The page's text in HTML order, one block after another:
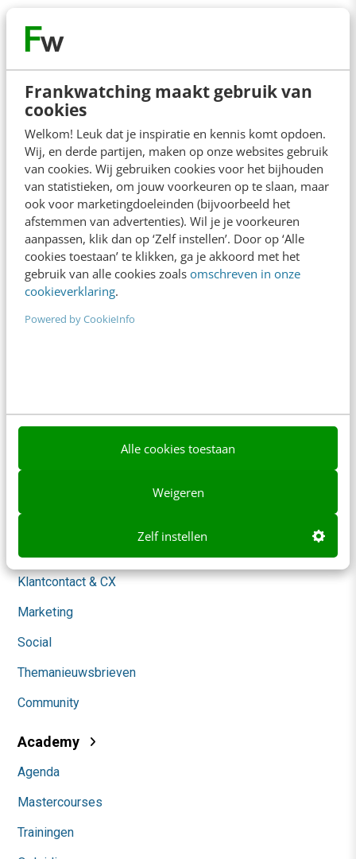
Frankwatching maakt gebruik van
cookies
Welkom! Leuk dat je inspiratie en kennis komt opdoen.
Wij, en derde partijen, maken op onze websites gebruik
van cookies. Wij gebruiken cookies voor het bijhouden
van statistieken, om jouw voorkeuren op te slaan, maar
ook voor marketingdoeleinden (bijvoorbeeld het
afstemmen van advertenties). Wil je je voorkeuren
aanpassen, klik dan op ‘Zelf instellen’. Door op ‘Alle
cookies toestaan’ te klikken, ga je akkoord met het
gebruik van alle cookies zoals omschreven in onze
cookieverklaring.
Powered by CookieInfo
Alle cookies toestaan
Weigeren
Zelf instellen
redactie@frankwatching.com
+31 30 200 1045
Tarieven
Meer contactopties
Frankwatching
Adverteren
AI & Tech
Content & Communicatie
Klantcontact & CX
Marketing
Social
Themanieuwsbrieven
Community
Academy
Agenda
Mastercourses
Trainingen